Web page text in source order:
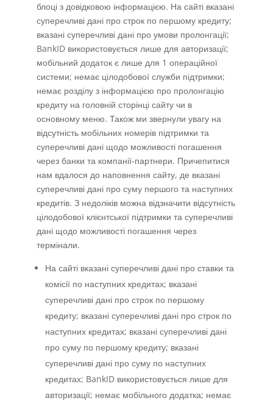
блоці з довідковою інформацією. На сайті вказані
суперечливі дані про строк по першому кредиту;
вказані суперечливі дані про умови пролонгації;
BankID використовується лише для авторизації;
мобільний додаток є лише для 1 операційної
системи; немає цілодобової служби підтримки;
немає розділу з інформацією про пролонгацію
кредиту на головній сторінці сайту чи в
основному меню. Також ми звернули увагу на
відсутність мобільних номерів підтримки та
суперечливі дані щодо можливості погашення
через банки та компанії-партнери. Причепитися
нам вдалося до наповнення сайту, де вказані
суперечливі дані про суму першого та наступних
кредитів. З недоліків можна відзначити відсутність
цілодобової клієнтської підтримки та суперечливі
дані щодо можливості погашення через
термінали.
На сайті вказані суперечливі дані про ставки та
комісії по наступних кредитах; вказані
суперечливі дані про строк по першому
кредиту; вказані суперечливі дані про строк по
наступних кредитах; вказані суперечливі дані
про суму по першому кредиту; вказані
суперечливі дані про суму по наступних
кредитах; BankID використовується лише для
авторизації; немає мобільного додатка; немає